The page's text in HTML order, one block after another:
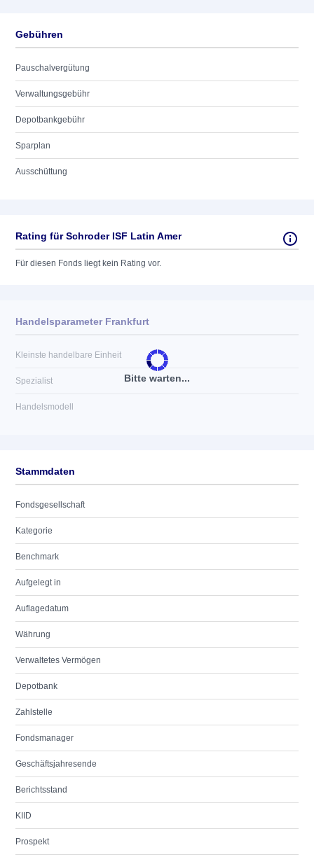
Gebühren
Pauschalvergütung
Verwaltungsgebühr
Depotbankgebühr
Sparplan
Ausschüttung
Rating für Schroder ISF Latin Amer
Für diesen Fonds liegt kein Rating vor.
Bitte warten...
Handelsparameter Frankfurt
Kleinste handelbare Einheit
Spezialist
Handelsmodell
Stammdaten
Fondsgesellschaft
Kategorie
Benchmark
Aufgelegt in
Auflagedatum
Währung
Verwaltetes Vermögen
Depotbank
Zahlstelle
Fondsmanager
Geschäftsjahresende
Berichtsstand
KIID
Prospekt